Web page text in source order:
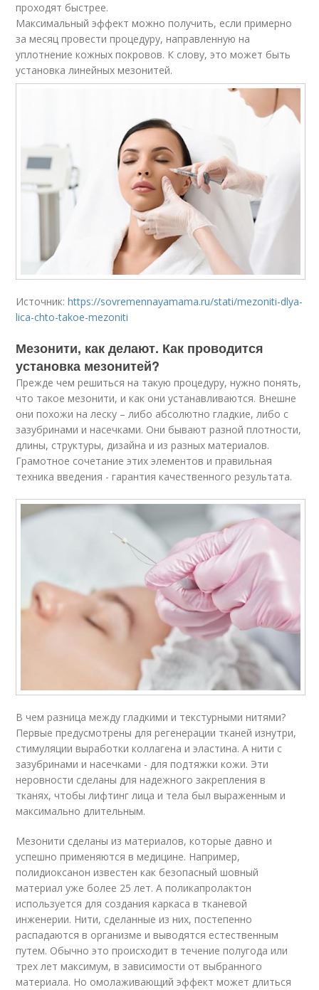
проходят быстрее.
Максимальный эффект можно получить, если примерно
за месяц провести процедуру, направленную на
уплотнение кожных покровов. К слову, это может быть
установка линейных мезонитей.
Источник:https://sovremennayamama.ru/stati/mezoniti-dlya-
lica-chto-takoe-mezoniti
Мезонити, как делают. Как проводится
установка мезонитей?
Прежде чем решиться на такую процедуру, нужно понять,
что такое мезонити, и как они устанавливаются. Внешне
они похожи на леску – либо абсолютно гладкие, либо с
зазубринами и насечками. Они бывают разной плотности,
длины, структуры, дизайна и из разных материалов.
Грамотное сочетание этих элементов и правильная
техника введения - гарантия качественного результата.
В чем разница между гладкими и текстурными нитями?
Первые предусмотрены для регенерации тканей изнутри,
стимуляции выработки коллагена и эластина. А нити с
зазубринами и насечками - для подтяжки кожи. Эти
неровности сделаны для надежного закрепления в
тканях, чтобы лифтинг лица и тела был выраженным и
максимально длительным.
Мезонити сделаны из материалов, которые давно и
успешно применяются в медицине. Например,
полидиоксанон известен как безопасный шовный
материал уже более 25 лет. А поликапролактон
используется для создания каркаса в тканевой
инженерии. Нити, сделанные из них, постепенно
распадаются в организме и выводятся естественным
путем. Обычно это происходит в течение полугода или
трех лет максимум, в зависимости от выбранного
материала. Но омолаживающий эффект может длиться